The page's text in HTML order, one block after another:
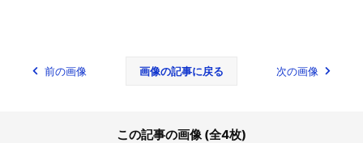
前の画像 画像の記事に戻る 次の画像
この記事の画像 (全4枚)